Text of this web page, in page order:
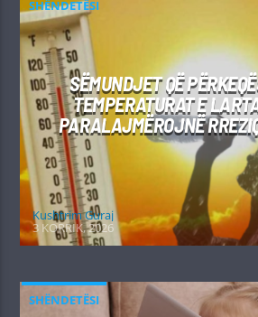
SHËNDETËSI
SËMUNDJET QË
TEMPERATURAT E
PARALAJMËROJNË
Kushtrim Guraj
3 KORRIK, 2026
SHËNDETËSI